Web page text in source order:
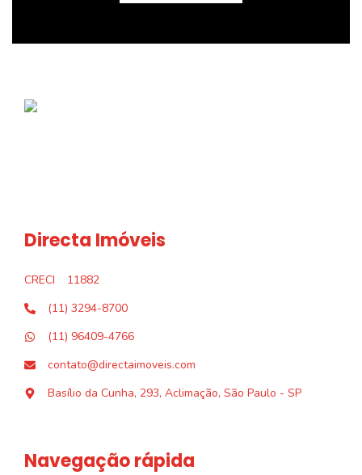
Directa Imóveis
CRECI
11882
(11) 3294-8700
(11) 96409-4766
contato@directaimoveis.com
Basílio da Cunha, 293, Aclimação, São Paulo - SP
Navegação rápida